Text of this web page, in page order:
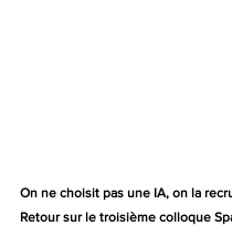
On ne choisit pas une IA, on la
Retour sur le troisième colloque